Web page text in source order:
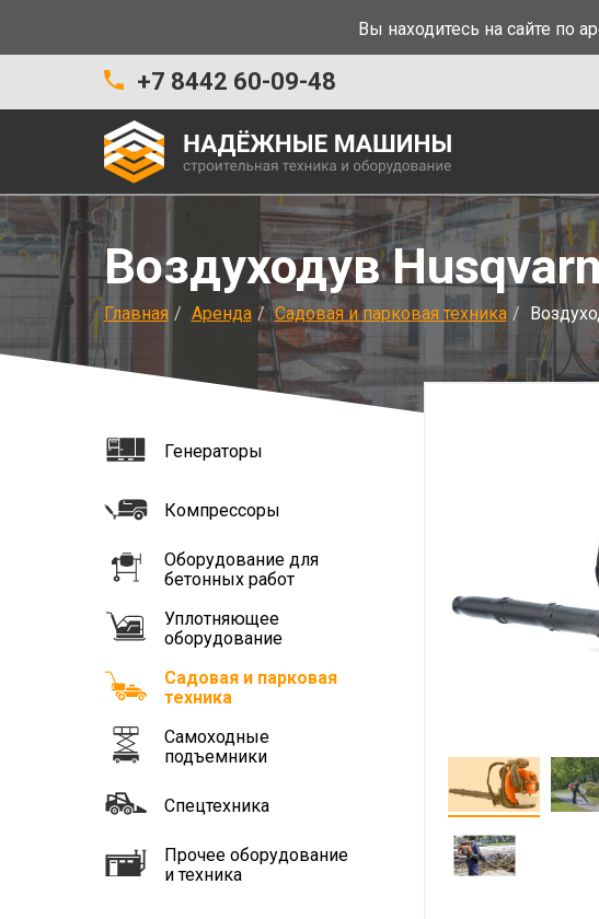
Вы находитесь на сайте по
+7 8442 60-09-48
Воздуходув
Главная Аренда Садовая и парковая техника
Генераторы
Компрессоры
Оборудование для
бетонных работ
Уплотняющее
оборудование
Садовая и парковая
техника
Самоходные
подъемники
Спецтехника
Прочее оборудование
и техника